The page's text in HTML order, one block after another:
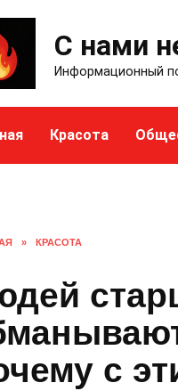
С нами
Информационный
Красота
» КРАСОТА
с